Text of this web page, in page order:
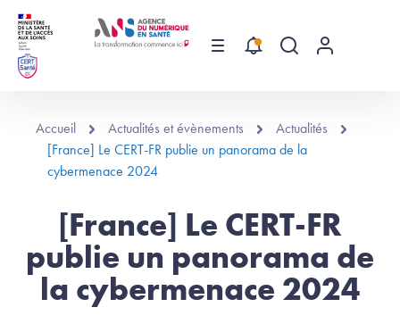
Aller au contenu principal
Menu Recherche
Menu
Accueil Actualités et évènements
Actualités
[France] Le CERT-FR publie un panorama de la
cybermenace 2024
[France] Le CERT-FR
publie un panorama de
la cybermenace 2024